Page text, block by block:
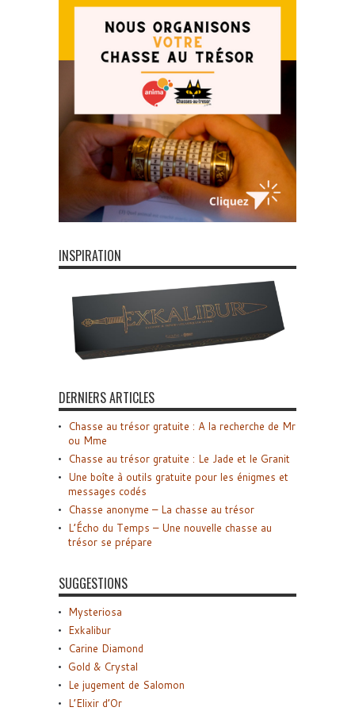
INSPIRATION
DERNIERS ARTICLES
Chasse au trésor gratuite : A la recherche de Mr
ou Mme
Chasse au trésor gratuite : Le Jade et le Granit
Une boîte à outils gratuite pour les énigmes et
messages codés
Chasse anonyme – La chasse au trésor
L’Écho du Temps – Une nouvelle chasse au
trésor se prépare
SUGGESTIONS
Mysteriosa
Exkalibur
Carine Diamond
Gold & Crystal
Le jugement de Salomon
L’Elixir d’Or